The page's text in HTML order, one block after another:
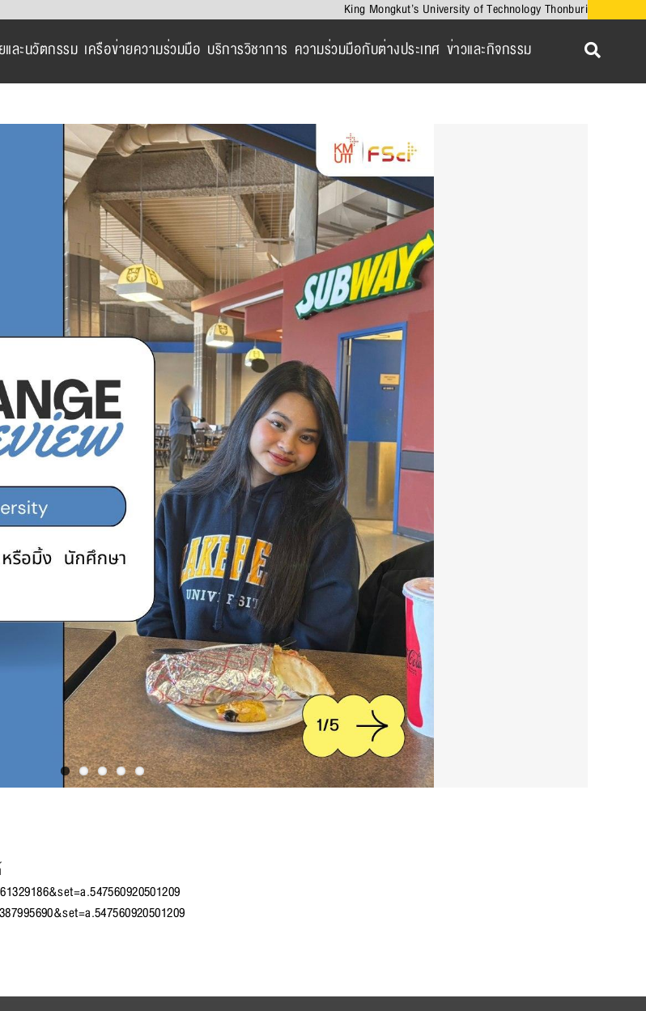
King Mongkut’s University of Technology Thonburi
และนวัตกรรม เครือข่ายความร่วมมือ บริการวิชาการ ความร่วมมือกับต่างประเทศ ข่าวและกิจกรรม
View
Larger